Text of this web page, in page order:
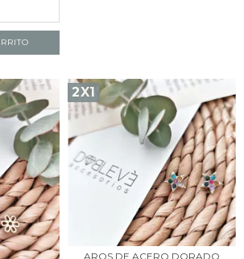
2X1
AROS DE ACERO DORADO